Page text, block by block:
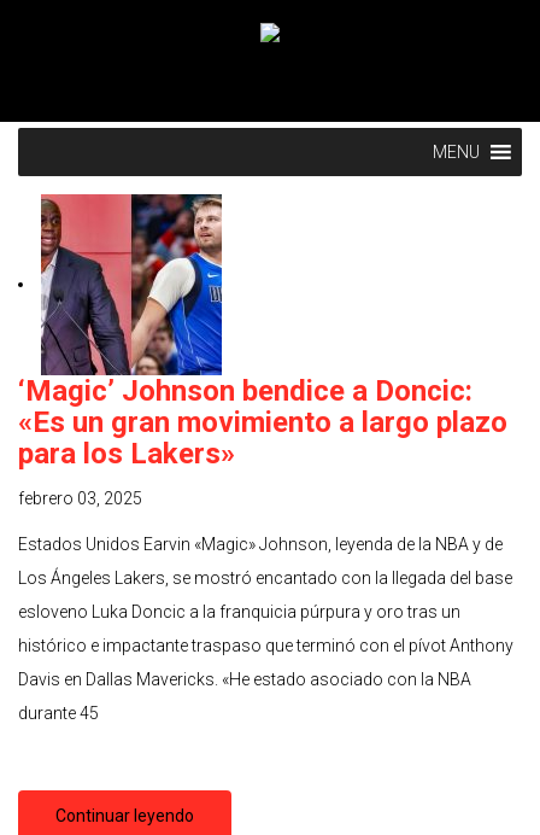
MENU
‘Magic’ Johnson bendice a Doncic:
«Es un gran movimiento a largo plazo
para los Lakers»
febrero 03, 2025
Estados Unidos Earvin «Magic» Johnson, leyenda de la NBA y de
Los Ángeles Lakers, se mostró encantado con la llegada del base
esloveno Luka Doncic a la franquicia púrpura y oro tras un
histórico e impactante traspaso que terminó con el pívot Anthony
Davis en Dallas Mavericks. «He estado asociado con la NBA
durante 45
Continuar leyendo